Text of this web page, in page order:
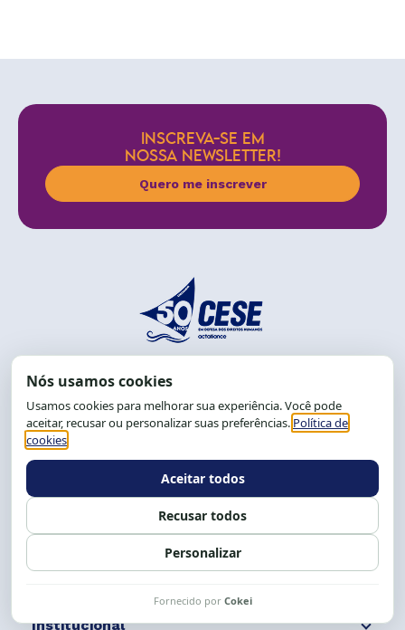
INSCREVA-SE EM
NOSSA NEWSLETTER!
Quero me inscrever
End.: R. da Graça, 150. Graça
CEP: 40.150-055
Salvador-BA, Brasil.
Tel.: (71) 2104-5457, Cel.: (71) 9 9239-2104 ou 2105
Expediente: 8h às 12h e 13 às 17h.
Siga nossas redes Fale conosco
Institucional